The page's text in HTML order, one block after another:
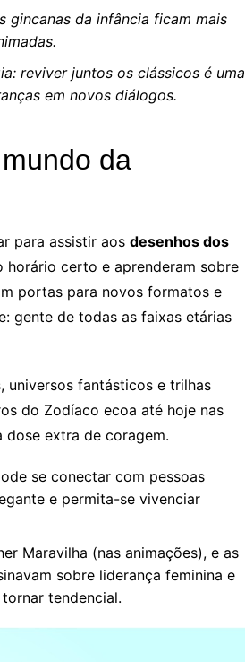
gincanas da infância ficam mais
reviver juntos os clássicos é uma
em novos diálogos.
da
para assistir aos desenhos dos
horário certo e aprenderam sobre
portas para novos formatos e
gente de todas as faixas etárias
universos fantásticos e trilhas
do Zodíaco ecoa até hoje nas
dose extra de coragem.
se conectar com pessoas
e permita-se vivenciar
Maravilha (nas animações), e as
sobre liderança feminina e
tendencial.